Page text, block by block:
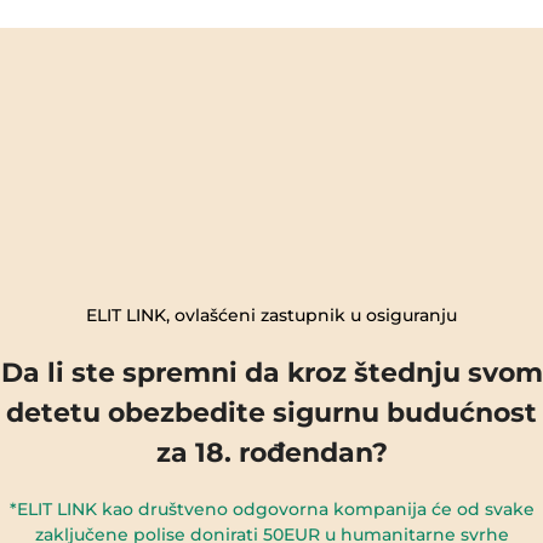
ELIT LINK, ovlašćeni zastupnik u osiguranju
Da li ste spremni da kroz štednju svom
detetu obezbedite sigurnu budućnost
za 18. rođendan?
*ELIT LINK kao društveno odgovorna kompanija će od svake
zaključene polise donirati 50EUR u humanitarne svrhe